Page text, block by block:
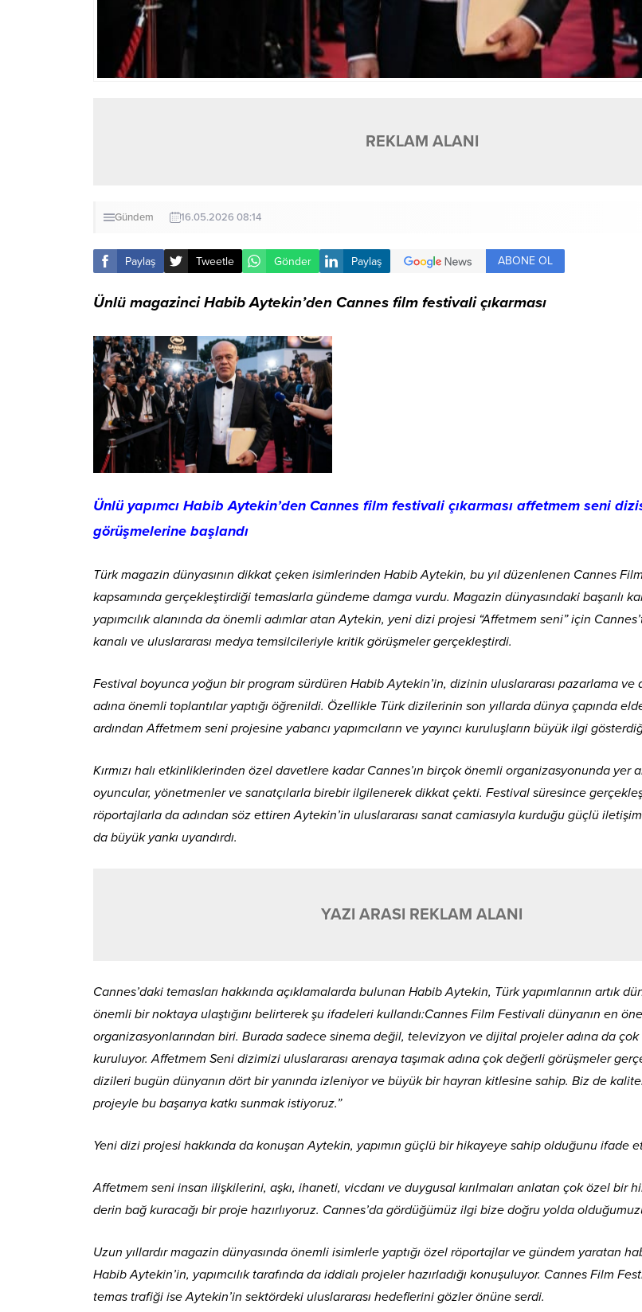
REKLAM ALANI
Gündem 16.05.2026 08:14
Paylaş Tweetle Gönder Paylaş ABONE OL
Ünlü magazinci Habib Aytekin’den Cannes film festivali çıkarması
Ünlü yapımcı Habib Aytekin’den Cannes film festivali çıkarması affetmem seni
görüşmelerine başlandı
Türk magazin dünyasının dikkat çeken isimlerinden Habib Aytekin, bu yıl düzenlenen Cannes
kapsamında gerçekleştirdiği temaslarla gündeme damga vurdu. Magazin dünyasındaki başarılı
yapımcılık alanında da önemli adımlar atan Aytekin, yeni dizi projesi “Affetmem seni” için
kanalı ve uluslararası medya temsilcileriyle kritik görüşmeler gerçekleştirdi.
Festival boyunca yoğun bir program sürdüren Habib Aytekin’in, dizinin uluslararası pazarlama ve
adına önemli toplantılar yaptığı öğrenildi. Özellikle Türk dizilerinin son yıllarda dünya çapında
ardından Affetmem seni projesine yabancı yapımcıların ve yayıncı kuruluşların büyük ilgi
Kırmızı halı etkinliklerinden özel davetlere kadar Cannes’ın birçok önemli organizasyonunda yer
oyuncular, yönetmenler ve sanatçılarla birebir ilgilenerek dikkat çekti. Festival süresince
röportajlarla da adından söz ettiren Aytekin’in uluslararası sanat camiasıyla kurduğu güçlü
da büyük yankı uyandırdı.
YAZI ARASI REKLAM ALANI
Cannes’daki temasları hakkında açıklamalarda bulunan Habib Aytekin, Türk yapımlarının artık
önemli bir noktaya ulaştığını belirterek şu ifadeleri kullandı:Cannes Film Festivali dünyanın en
organizasyonlarından biri. Burada sadece sinema değil, televizyon ve dijital projeler adına da
kuruluyor. Affetmem Seni dizimizi uluslararası arenaya taşımak adına çok değerli görüşmeler
dizileri bugün dünyanın dört bir yanında izleniyor ve büyük bir hayran kitlesine sahip. Biz de
projeyle bu başarıya katkı sunmak istiyoruz.”
Yeni dizi projesi hakkında da konuşan Aytekin, yapımın güçlü bir hikayeye sahip olduğunu ifade
Affetmem seni insan ilişkilerini, aşkı, ihaneti, vicdanı ve duygusal kırılmaları anlatan çok özel bir
derin bağ kuracağı bir proje hazırlıyoruz. Cannes’da gördüğümüz ilgi bize doğru yolda
Uzun yıllardır magazin dünyasında önemli isimlerle yaptığı özel röportajlar ve gündem yaratan
Habib Aytekin’in, yapımcılık tarafında da iddialı projeler hazırladığı konuşuluyor. Cannes Film
temas trafiği ise Aytekin’in sektördeki uluslararası hedeflerini gözler önüne serdi.